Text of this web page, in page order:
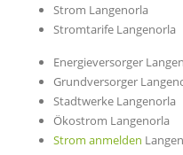
Strom Langenorla
Stromtarife Langenorla
Energieversorger
Grundversorger
Stadtwerke Langenorla
Ökostrom Langenorla
Strom anmelden